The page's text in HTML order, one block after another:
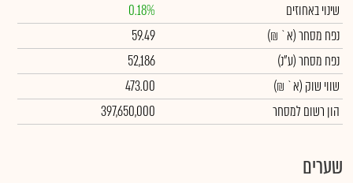
שינוי באחוזים
0.18%
נפח מסחר(א` ₪)
59.49
נפח מסחר(ע"נ)
52,186
שווי שוק (א` ₪)
473.00
הון רשום למסחר
397,650,000
שערים